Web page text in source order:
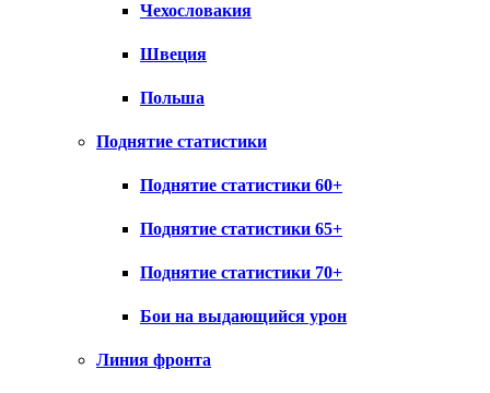
Чехословакия
Швеция
Польша
Поднятие статистики
Поднятие статистики 60+
Поднятие статистики 65+
Поднятие статистики 70+
Бои на выдающийся урон
Линия фронта